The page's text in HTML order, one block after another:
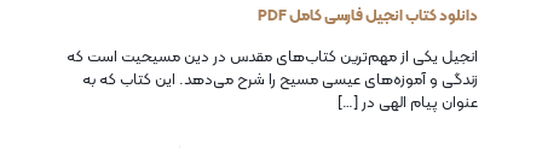
دانلود کتاب انجیل فارسی کامل PDF
انجیل یکی از مهم‌ترین کتاب‌های مقدس در دین مسیحیت است که
زندگی و آموزه‌های عیسی مسیح را شرح می‌دهد. این کتاب که به
عنوان پیام الهی در[…]